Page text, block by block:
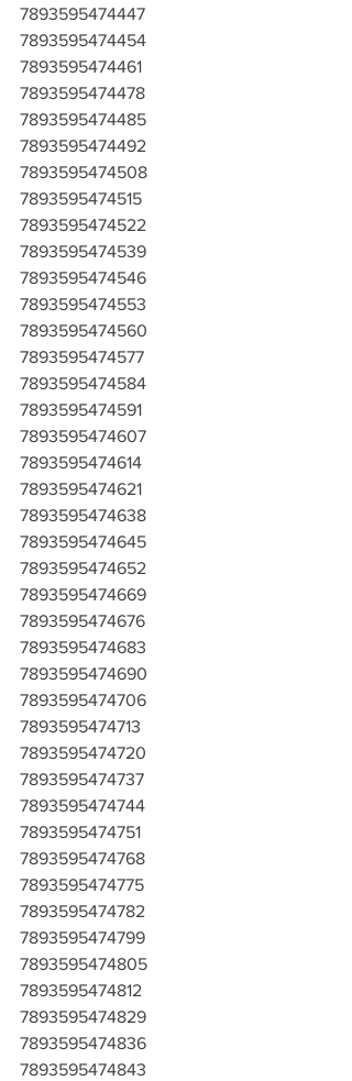
7893595474447
7893595474454
7893595474461
7893595474478
7893595474485
7893595474492
7893595474508
7893595474515
7893595474522
7893595474539
7893595474546
7893595474553
7893595474560
7893595474577
7893595474584
7893595474591
7893595474607
7893595474614
7893595474621
7893595474638
7893595474645
7893595474652
7893595474669
7893595474676
7893595474683
7893595474690
7893595474706
7893595474713
7893595474720
7893595474737
7893595474744
7893595474751
7893595474768
7893595474775
7893595474782
7893595474799
7893595474805
7893595474812
7893595474829
7893595474836
7893595474843